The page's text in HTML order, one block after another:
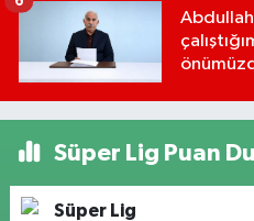
Süper Lig Puan
Süper Lig